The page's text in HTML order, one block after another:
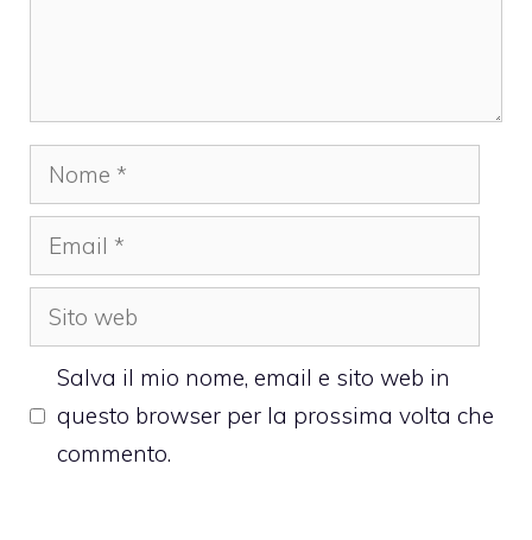
Nome
Email
Sito
web
Salva il mio nome, email e sito web in
questo browser per la prossima volta che
commento.